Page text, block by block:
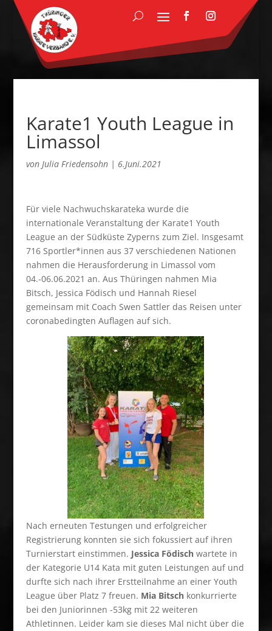
Karate1 Youth League in
Limassol
von Julia Friedensohn| 6.Juni.2021
Für viele Nachwuchskarateka wurde die
internationale Veranstaltung der Karate1 Youth
League an der Südküste Zyperns zum Ziel. Insgesamt
716 Sportler*innen aus 37 verschiedenen Nationen
nahmen die Herausforderung in Limassol vom
04.-06.06.2021 an. Aus Thüringen nahmen Mia
Bitsch, Jessica Födisch und Hannah Riesel
gemeinsam mit Coach Swen Sattler das Reisen unter
coronabedingten Auflagen auf sich.
Nach erneuten Testungen und erfolgreicher
Registrierung konnten sie sich fokussiert auf ihren
Turnierstart einstimmen. Jessica Födischwartete in
der Kategorie U14 Kata mit guten Leistungen auf und
durfte sich nach ihrer Erstteilnahme an einer Youth
League über Platz 7 freuen. Mia Bitschkonkurrierte
bei den Juniorinnen -53kg mit 22 weiteren
Athletinnen. Leider kam sie dieses Mal nicht über die